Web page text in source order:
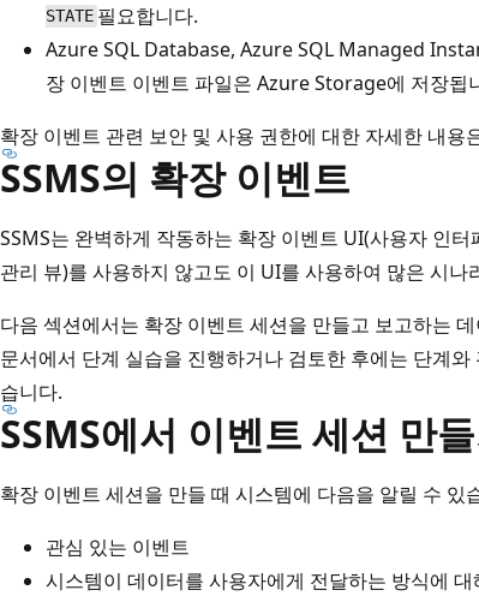
STATE 필요합니다.
Azure SQL Database, Azure SQL Managed
장 이벤트 이벤트 파일은 Azure Storage에 저장됩
확장 이벤트 관련 보안 및 사용 권한에 대한 자세한 내용
SSMS의 확장 이벤트
SSMS는 완벽하게 작동하는 확장 이벤트 UI(사용자 인
관리 뷰)를 사용하지 않고도 이 UI를 사용하여 많은 시나
다음 섹션에서는 확장 이벤트 세션을 만들고 보고하는
문서에서 단계 실습을 진행하거나 검토한 후에는 단계
습니다.
SSMS에서 이벤트 세션 만
확장 이벤트 세션을 만들 때 시스템에 다음을 알릴 수 있
관심 있는 이벤트
시스템이 데이터를 사용자에게 전달하는 방식에 대